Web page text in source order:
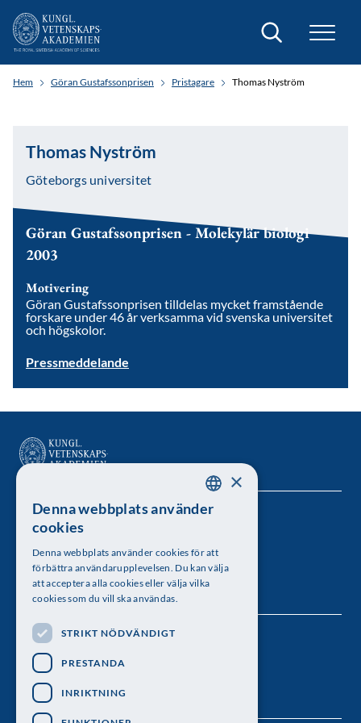
Sök
Hem Göran Gustafssonprisen Pristagare Thomas Nyström
Thomas Nyström
Göteborgs universitet
Göran Gustafssonprisen - Molekylär biologi
2003
Motivering
Göran Gustafssonprisen tilldelas mycket framstående
forskare under 46 år verksamma vid svenska universitet
och högskolor.
Pressmeddelande
Kungl. Vetenskapsakademien
Besöksadress: Lilla Frescativägen 4A
Telefon: 08-673 95 00
Följ oss
SWEDISH
×
Denna webbplats använder
cookies
Denna webbplats använder cookies för att
förbättra användarupplevelsen. Du kan välja
att acceptera alla cookies eller välja vilka
cookies som du vill ska användas.
STRIKT NÖDVÄNDIGT
PRESTANDA
INRIKTNING